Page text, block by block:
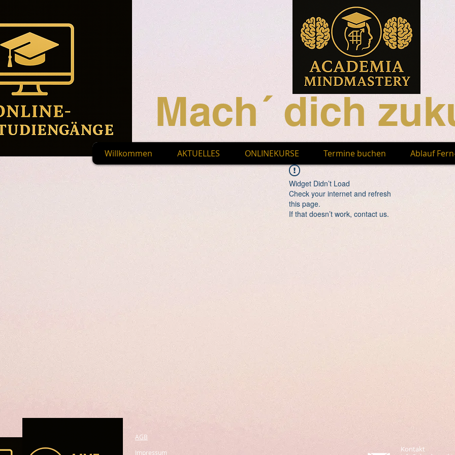
Mach´ dich
Willkommen AKTUELLES ONLINEKURSE Termine buchen Ablauf
Widget Didn’t Load
Check your internet and refresh
this page.
If that doesn’t work, contact us.
AGB
Impressum
Kontakt